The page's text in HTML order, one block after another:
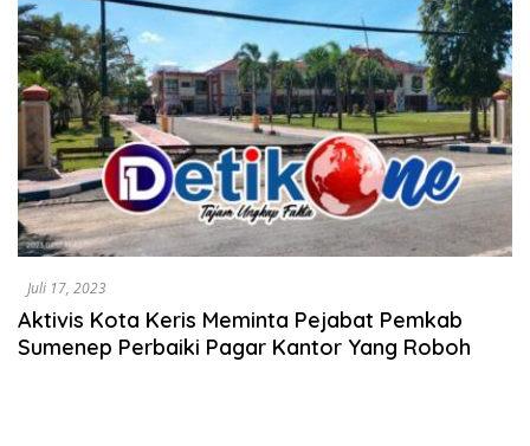
Juli 17, 2023
Aktivis Kota Keris Meminta Pejabat Pemkab
Sumenep Perbaiki Pagar Kantor Yang Roboh